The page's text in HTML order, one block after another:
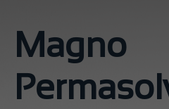
Magno